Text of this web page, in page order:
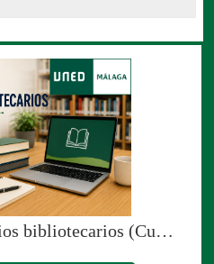
Prestación de servicios bibliotecarios (Curso en colaboración con la Uned-Málaga)